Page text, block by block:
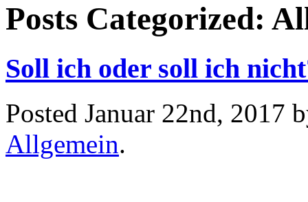
Posts Categorized:
Soll ich oder soll ich
Posted Januar 22nd, 2017
Allgemein.